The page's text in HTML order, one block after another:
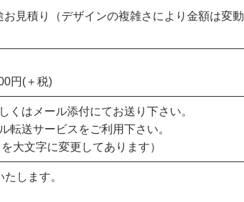
見積り（デザインの複雑さにより金額は変動
円(＋税)
くはメール添付にてお送り下さい。
転送サービスをご利用下さい。
大文字に変更してあります）
します。